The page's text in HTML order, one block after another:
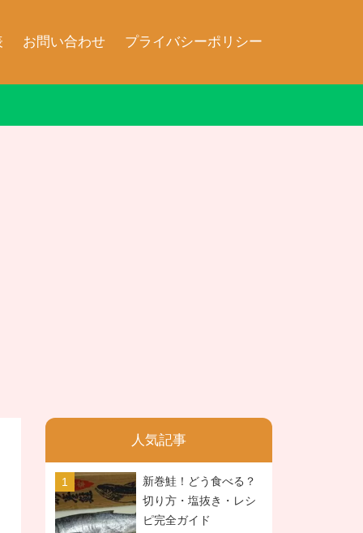
お問い合わせ プライバシーポリシー
人気記事
新巻鮭！どう食べる？
切り方・塩抜き・レシ
ピ完全ガイド